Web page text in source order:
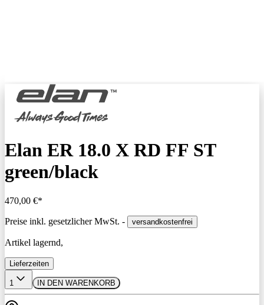
Elan ER 18.0 X RD FF ST
green/black
470,00 €*
Preise inkl. gesetzlicher MwSt. - versandkostenfrei
Artikel lagernd,
Lieferzeiten
1 IN DEN WARENKORB